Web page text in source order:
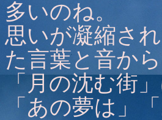
多いのね。
思いが凝縮さ
た言葉と音か
「月の沈む街
「あの夢は」